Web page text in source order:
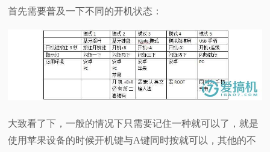
首先需要普及一下不同的开机状态：
大致看了下，一般的情况下只需要记住一种就可以了，就是
使用苹果设备的时候开机键与A键同时按就可以，其他的不